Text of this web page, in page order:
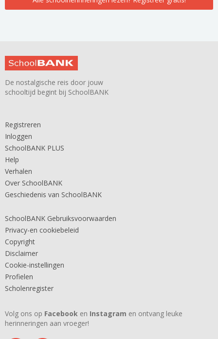
De nostalgische reis door jouw
schooltijd begint bij SchoolBANK
Registreren
Inloggen
SchoolBANK PLUS
Help
Verhalen
Over SchoolBANK
Geschiedenis van SchoolBANK
SchoolBANK Gebruiksvoorwaarden
Privacy-en cookiebeleid
Copyright
Disclaimer
Cookie-instellingen
Profielen
Scholenregister
Volg ons op Facebook en Instagram en ontvang leuke
herinneringen aan vroeger!